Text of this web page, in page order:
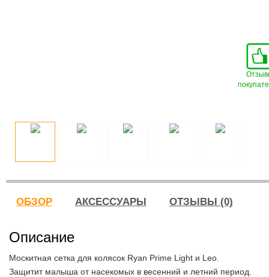
ОБЗОР АКСЕССУАРЫ ОТЗЫВЫ (0)
Описание
Москитная сетка для колясок Ryan Prime Light и Leo.
Защитит малыша от насекомых в весенний и летний период.